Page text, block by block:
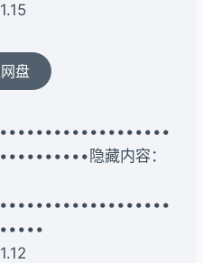
盘
隐藏内容：